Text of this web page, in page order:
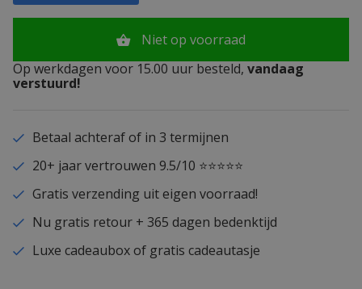
Niet op voorraad
Op werkdagen voor 15.00 uur besteld, vandaag
verstuurd!
Betaal achteraf of in 3 termijnen
20+ jaar vertrouwen 9.5/10 ⭐⭐⭐⭐⭐
Gratis verzending uit eigen voorraad!
Nu gratis retour + 365 dagen bedenktijd
Luxe cadeaubox of gratis cadeautasje